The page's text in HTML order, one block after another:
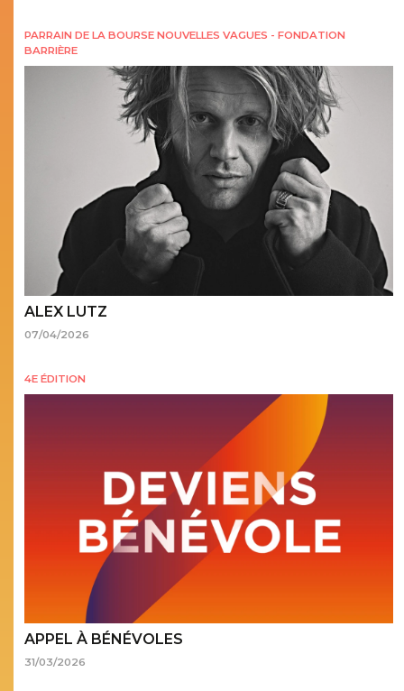
PARRAIN DE LA BOURSE NOUVELLES VAGUES - FONDATION
BARRIÈRE
ALEX LUTZ
07/04/2026
4E ÉDITION
APPEL À BÉNÉVOLES
31/03/2026